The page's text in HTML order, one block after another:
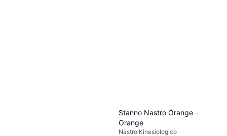
Stanno Nastro Orange -
Orange
Nastro Kinesiologico